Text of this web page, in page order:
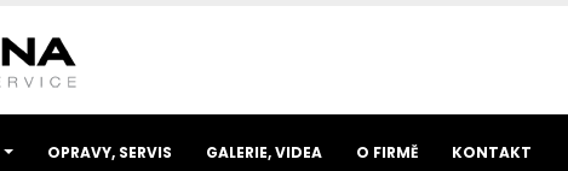
OPRAVY, SERVIS GALERIE, VIDEA O FIRMĚ KONTAKT